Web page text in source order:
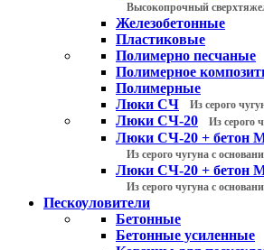
Высокопрочный
Железобетонные
Пластиковые
Полимерно песчаные
Полимерное
Полимерные
Люки СЧ
Из серого
Люки СЧ-20 Из серого
Люки СЧ-20 + бетон
Из серого чугуна с
Люки СЧ-20 + бетон
Из серого чугуна с
Пескоуловители
Бетонные
Бетонные усиленные